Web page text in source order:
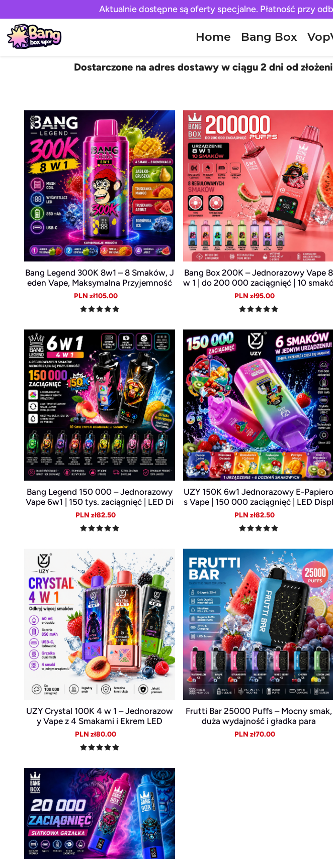
Aktualnie dostępne są oferty specjalne. Płatność przy
Home Bang Box
Dostarczone na adres dostawy w ciągu 2 dni od
Bang Legend 300K 8w1 – 8 Smaków, J
eden Vape, Maksymalna Przyjemność
Sale
PLN zł105.00
Bang Box 200K – Jednorazowy Vape 8
w 1 | do 200 000 zaciągnięć | 10
w | długa żywotność baterii
Sale
PLN zł95.00
Bang Legend 150 000 – Jednorazowy
Vape 6w1 | 150 tys. zaciągnięć | LED Di
splay | USB-C Akumulator
Sale
PLN zł82.50
UZY 150K 6w1 Jednorazowy E-Papiero
s Vape | 150 000 zaciągnięć | LED Displ
ay | USB-C | Wymienne smaki
Sale
PLN zł82.50
UZY Crystal 100K 4 w 1 – Jednorazow
y Vape z 4 Smakami i Ekrem LED
Sale
PLN zł80.00
Frutti Bar 25000 Puffs – Mocny smak,
duża wydajność i gładka para
Sale
PLN zł70.00